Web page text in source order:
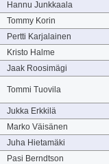
Hannu Junkkaala
Tommy Korin
Pertti Karjalainen
Kristo Halme
Jaak Roosimägi
Tommi Tuovila
Jukka Erkkilä
Marko Väisänen
Juha Hietamäki
Pasi Berndtson